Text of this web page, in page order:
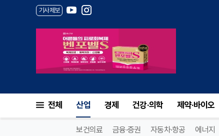
기사제보
전체 산업 경제 건강·의학 제약·바이오
보건의료 금융·증권 자동차·항공 에너지